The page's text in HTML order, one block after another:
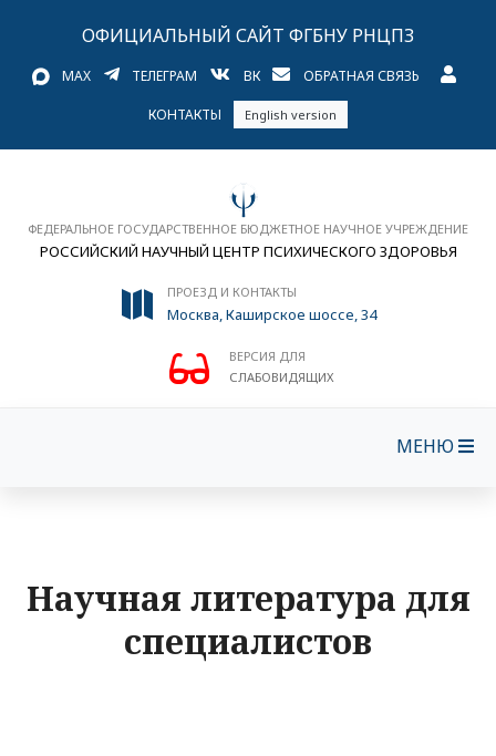
ОФИЦИАЛЬНЫЙ САЙТ ФГБНУ РНЦПЗ
MAX ТЕЛЕГРАМ ВК ОБРАТНАЯ СВЯЗЬ
КОНТАКТЫ English version
ФЕДЕРАЛЬНОЕ ГОСУДАРСТВЕННОЕ БЮДЖЕТНОЕ НАУЧНОЕ УЧРЕЖДЕНИЕ
РОССИЙСКИЙ НАУЧНЫЙ ЦЕНТР ПСИХИЧЕСКОГО ЗДОРОВЬЯ
ПРОЕЗД И КОНТАКТЫ
Москва, Каширское шоссе, 34
ВЕРСИЯ ДЛЯ
СЛАБОВИДЯЩИХ
МЕНЮ
Научная литература для
специалистов